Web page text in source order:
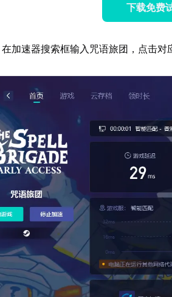
下载免费
加速器搜索框输入咒语旅团，点击对